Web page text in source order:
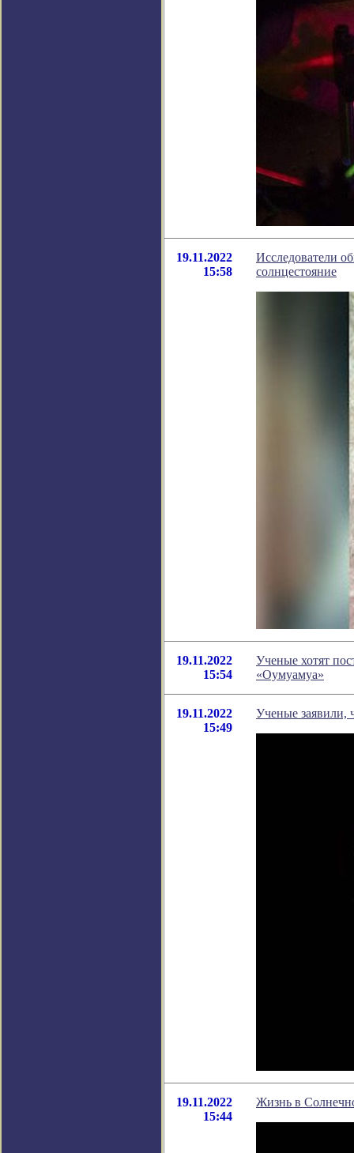
19.11.2022
15:58
Исследователи
солнцестояние
19.11.2022
15:54
Ученые хотят
«Оумуамуа»
19.11.2022
15:49
Ученые заявили,
19.11.2022
15:44
Жизнь в